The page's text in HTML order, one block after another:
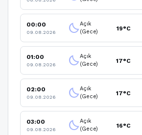
00:00
09.08.2026 clear_nightAçık
(Gece)
19°C
01:00
09.08.2026 clear_nightAçık
(Gece)
17°C
02:00
09.08.2026 clear_nightAçık
(Gece)
17°C
03:00
09.08.2026 clear_nightAçık
(Gece)
16°C